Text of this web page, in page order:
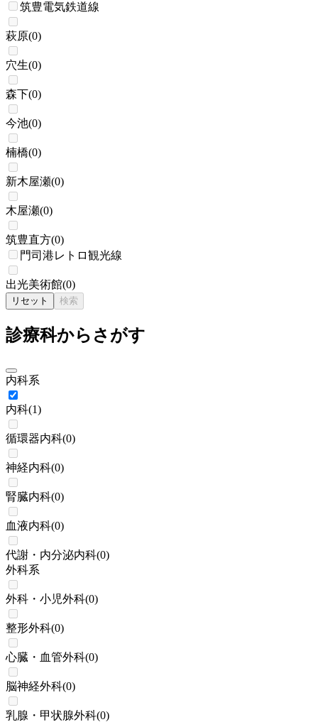
筑豊電気鉄道線
萩原(0)
穴生(0)
森下(0)
今池(0)
楠橋(0)
新木屋瀬(0)
木屋瀬(0)
筑豊直方(0)
門司港レトロ観光線
出光美術館(0)
リセット 検索
診療科からさがす
内科系
内科(1)
循環器内科(0)
神経内科(0)
腎臓内科(0)
血液内科(0)
代謝・内分泌内科(0)
外科系
外科・小児外科(0)
整形外科(0)
心臓・血管外科(0)
脳神経外科(0)
乳腺・甲状腺外科(0)